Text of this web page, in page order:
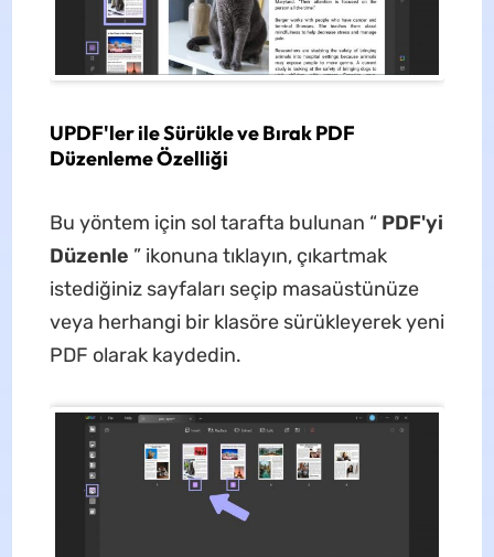
UPDF'ler ile Sürükle ve Bırak PDF
Düzenleme Özelliği
Bu yöntem için sol tarafta bulunan “ PDF'yi
Düzenle ” ikonuna tıklayın, çıkartmak
istediğiniz sayfaları seçip masaüstünüze
veya herhangi bir klasöre sürükleyerek yeni
PDF olarak kaydedin.